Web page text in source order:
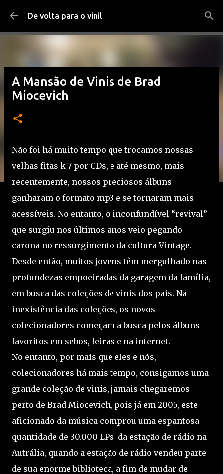
Pular para o conteúdo principal
De volta para o vinil
A Mansão de Vinis de Brad
Miocevich
Não foi há muito tempo que trocamos nossas
velhas fitas k-7 por CDs, e até mesmo, mais
recentemente, nossos preciosos álbuns
ganharam o formato mp3 e se tornaram mais
acessíveis. No entanto, o inconfundível “revival”
que surgiu nos últimos anos veio pegando
carona no ressurgimento da cultura Vintage.
Desde então, muitos jovens têm mergulhado nas
profundezas empoeiradas da garagem da família,
em busca das coleções de vinis dos pais. Na
inexistência das coleções, os novos
colecionadores começam a busca pelos álbuns
favoritos em sebos, feiras e na internet.
No entanto, por mais que eles e nós,
colecionadores há mais tempo, consigamos uma
grande coleção de vinis, jamais chegaremos
perto de Brad Miocevich, pois já em 2005, este
aficionado da música comprou uma espantosa
quantidade de 30.000 LPs da estação de rádio na
Autrália, quando a estação de rádio vendeu parte
de sua enorme biblioteca, a fim de mudar de